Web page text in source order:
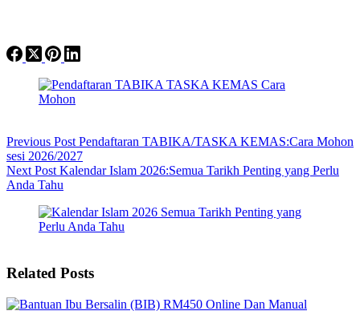
Previous Post Pendaftaran TABIKA/TASKA KEMAS:Cara Mohon
sesi 2026/2027
Next Post Kalendar Islam 2026:Semua Tarikh Penting yang Perlu
Anda Tahu
Related Posts